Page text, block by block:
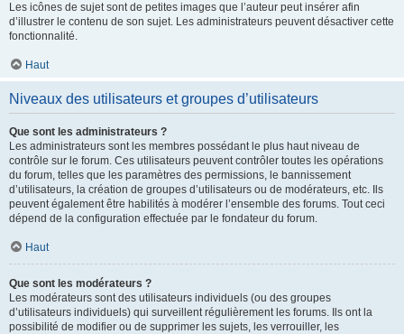
Les icônes de sujet sont de petites images que l’auteur peut insérer afin
d’illustrer le contenu de son sujet. Les administrateurs peuvent désactiver cette
fonctionnalité.
Haut
Niveaux des utilisateurs et groupes d’utilisateurs
Que sont les administrateurs ?
Les administrateurs sont les membres possédant le plus haut niveau de
contrôle sur le forum. Ces utilisateurs peuvent contrôler toutes les opérations
du forum, telles que les paramètres des permissions, le bannissement
d’utilisateurs, la création de groupes d’utilisateurs ou de modérateurs, etc. Ils
peuvent également être habilités à modérer l’ensemble des forums. Tout ceci
dépend de la configuration effectuée par le fondateur du forum.
Haut
Que sont les modérateurs ?
Les modérateurs sont des utilisateurs individuels (ou des groupes
d’utilisateurs individuels) qui surveillent régulièrement les forums. Ils ont la
possibilité de modifier ou de supprimer les sujets, les verrouiller, les